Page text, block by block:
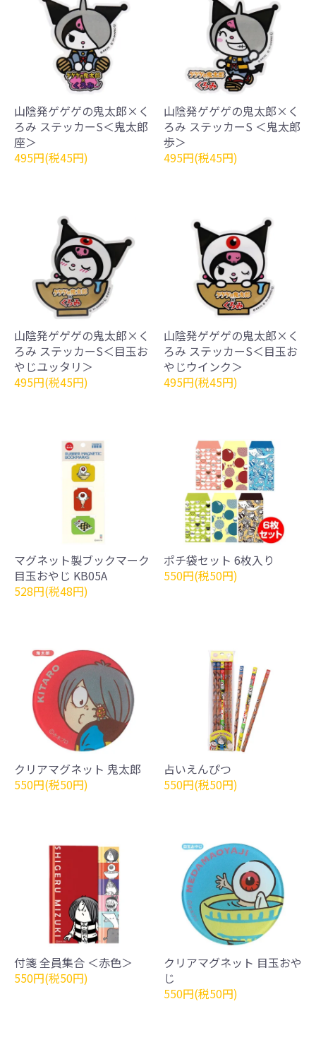
山陰発ゲゲゲの鬼太郎×く
ろみ ステッカーS＜鬼太郎
座＞
495円(税45円)
山陰発ゲゲゲの鬼太郎×く
ろみ ステッカーS ＜鬼太郎
歩＞
495円(税45円)
山陰発ゲゲゲの鬼太郎×く
ろみ ステッカーS＜目玉お
やじユッタリ＞
495円(税45円)
山陰発ゲゲゲの鬼太郎×く
ろみ ステッカーS＜目玉お
やじウインク＞
495円(税45円)
マグネット製ブックマーク
目玉おやじ KB05A
528円(税48円)
ポチ袋セット 6枚入り
550円(税50円)
クリアマグネット 鬼太郎
550円(税50円)
占いえんぴつ
550円(税50円)
付箋 全員集合 ＜赤色＞
550円(税50円)
クリアマグネット 目玉おや
じ
550円(税50円)